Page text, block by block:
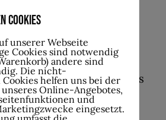
auf zur nächsten
Wer mehr Infos
Wir freuen uns
Cookies
unserer Webseite
Cookies sind notwendig
andere sind
Die nicht-
helfen uns bei der
Online-Angebotes,
und
eingesetzt.